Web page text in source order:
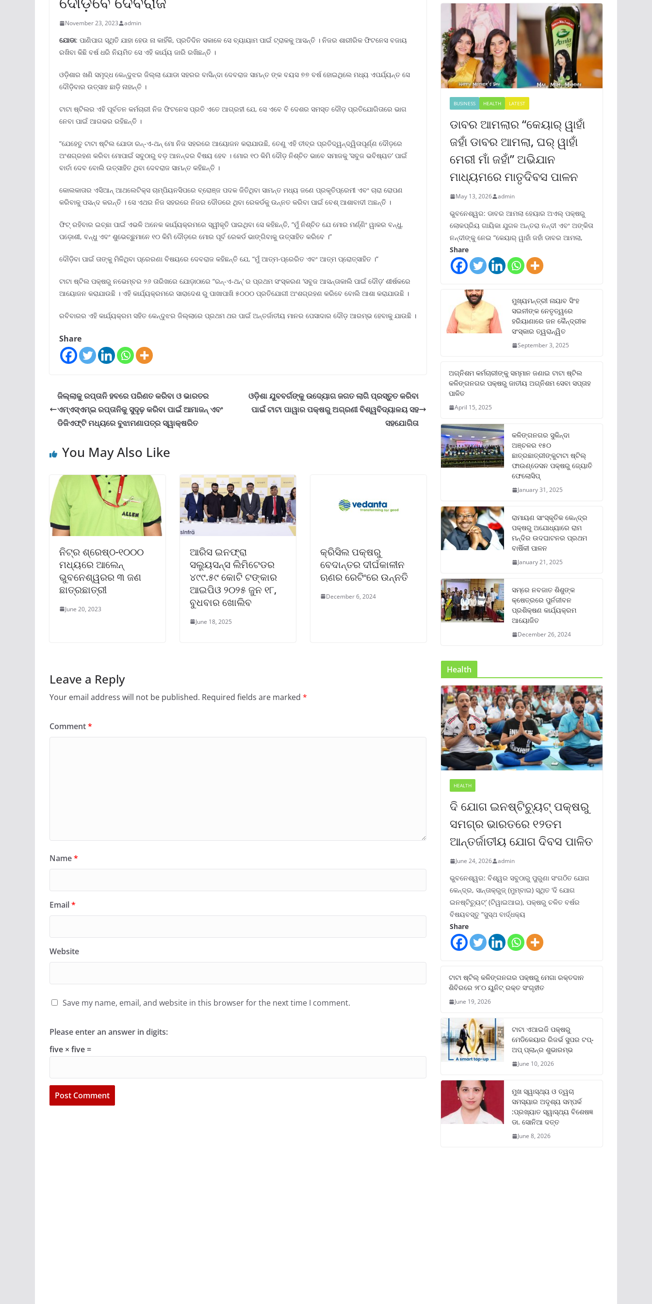
November 23, 2023 admin
ଯୋଡା: ପାଣିପାଗ ସ୍ଥିତି ଯାହା ହେଉ ନା କାହିଁକି, ପ୍ରତିଦିନ ସକାଳେ ସେ ବ୍ୟାୟାମ ପାଇଁ ଟ୍ରାକକୁ ଆସନ୍ତି । ନିଜର ଶାରୀରିକ ଫିଟନେସ ବଜାୟ
ରଖିବା କିଛି ବର୍ଷ ଧରି ନିୟମିତ ସେ ଏହି କାର୍ଯ୍ୟ ଜାରି ରଖିଛନ୍ତି ।
ଓଡ଼ିଶାର ଖଣି ସମୃଦ୍ଧ କେନ୍ଦୁଝର ଜିଲ୍ଲା ଯୋଡା ସହରର ବାସିନ୍ଦା ଦେବରାଜ ସାମନ୍ତ ଙ୍କ ବୟସ ୭୭ ବର୍ଷ ହୋଇଥିଲେ ମଧ୍ୟ ଏପର୍ଯ୍ୟନ୍ତ ସେ
ଦୌଡ଼ିବାର ଉତ୍ସାହ ଛାଡ଼ି ନାହାନ୍ତି ।
ଟାଟା ଷ୍ଟିଲର ଏହି ପୂର୍ବତନ କର୍ମଚାରୀ ନିଜ ଫିଟନେସ ପ୍ରତି ଏତେ ଆଗ୍ରହୀ ଯେ, ସେ ଏବେ ବି ଦେଶର ସମସ୍ତ ଦୌଡ଼ ପ୍ରତିଯୋଗିତାରେ ଭାଗ
ନେବା ପାଇଁ ଆଗଭର ରହିଛନ୍ତି ।
“ଯେହେତୁ ଟାଟା ଷ୍ଟିଲ ଯୋଡା ରନ୍‌-ଏ-ଥନ୍ ମୋ ନିଜ ସହରରେ ଆୟୋଜନ କରାଯାଉଛି, ତେଣୁ ଏହି ତୀବ୍ର ପ୍ରତିଦ୍ୱନ୍ଦ୍ୱିତାପୂର୍ଣ୍ଣ ଦୌଡ଼ରେ
ଅଂଶଗ୍ରହଣ କରିବା ମୋପାଇଁ ସବୁଠାରୁ ବଡ଼ ଆନନ୍ଦର ବିଷୟ ହେବ । ମୋର ୧୦ କିମି ଦୌଡ଼ ନିଶ୍ଚିତ ଭାବେ ସମାଜକୁ ‘ସବୁଜ ଭବିଷ୍ୟତ’ ପାଇଁ
ବାର୍ତା ଦେବ ବୋଲି ଉତ୍ସାହିତ ଥିବା ଦେବରାଜ ସାମନ୍ତ କହିଛନ୍ତି ।
କୋଲକାତାର ଏସିଆନ୍ ଆଥଲେଟିକ୍ସ ଚାମ୍ପିୟନସିପରେ ବ୍ରୋଞ୍ଜ ପଦକ ଜିତିଥିବା ସାମନ୍ତ ମଧ୍ୟ ଜଣେ ପ୍ରକୃତିପ୍ରେମୀ ଏବଂ ଚାରା ରୋପଣ
କରିବାକୁ ପସନ୍ଦ କରନ୍ତି । ସେ ଏଥର ନିଜ ସହରରେ ନିଜର ଦୌଡରେ ଥିବା ରେକର୍ଡକୁ ଉନ୍ନତ କରିବା ପାଇଁ ବେଶ୍ ଆଶାବାଦୀ ଅଛନ୍ତି ।
ଫିଟ୍ ରହିବାର ଇଚ୍ଛା ପାଇଁ ଏଭଳି ଅନେକ କାର୍ଯ୍ୟକ୍ରମରେ ସ୍ୱୀକୃତି ପାଇଥିବା ସେ କହିଛନ୍ତି, “ମୁଁ ନିଶ୍ଚିତ ଯେ ମୋର ମର୍ଣ୍ଣିଂ ୱାକର ବନ୍ଧୁ,
ପଡ଼ୋଶୀ, ବନ୍ଧୁ ଏବଂ ଶୁଭେଚ୍ଛୁମାନେ ୧୦ କିମି ଦୌଡ଼ରେ ମୋର ପୂର୍ବ ରେକର୍ଡ ଭାଙ୍ଗିବାକୁ ଉତ୍ସାହିତ କରିବେ ।”
ଦୌଡ଼ିବା ପାଇଁ ତାଙ୍କୁ ମିଳିଥିବା ପ୍ରେରଣା ବିଷୟରେ ଦେବରାଜ କହିଛନ୍ତି ଯେ, “ମୁଁ ଆତ୍ମ-ପ୍ରେରିତ ଏବଂ ଆତ୍ମ ପ୍ରୋତ୍ସାହିତ ।”
ଟାଟା ଷ୍ଟିଲ ପକ୍ଷରୁ ନଭେମ୍ବର ୨୬ ତାରିଖରେ ଯୋଡ଼ାଠାରେ “ରନ୍‌-ଏ-ଥନ୍‌’ ର ପ୍ରଥମ ସଂସ୍କରଣ ‘ସବୁଜ ଆସନ୍ତାକାଲି ପାଇଁ ଦୌଡ଼’ ଶୀର୍ଷକରେ
ଆୟୋଜନ କରାଯାଉଛି । ଏହି କାର୍ଯ୍ୟକ୍ରମରେ ସାରାଦେଶ ରୁ ପାଖାପାଖି ୫୦୦୦ ପ୍ରତିଯୋଗୀ ଅଂଶଗ୍ରହଣ କରିବେ ବୋଲି ଆଶା କରାଯାଉଛି ।
ରବିବାରର ଏହି କାର୍ଯ୍ୟକ୍ରମ ସହିତ କେନ୍ଦୁଝର ଜିଲ୍ଲାରେ ପ୍ରଥମ ଥର ପାଇଁ ଅନ୍ତର୍ଜାତୀୟ ମାନର ପେସାଦାର ଦୌଡ଼ ଆରମ୍ଭ ହେବାକୁ ଯାଉଛି ।
Share
ଜିଲ୍ଲାକୁ ରପ୍ତାନି ହବରେ ପରିଣତ କରିବା ଓ ଭାରତର
ଏମ୍‌ଏସ୍‌ଏମ୍‌ଇ ରପ୍ତାନିକୁ ସୁଦୃଢ଼ କରିବା ପାଇଁ ଆମାଜନ୍ ଏବଂ
ଡିଜିଏଫ୍‌ଟି ମଧ୍ୟରେ ବୁଝାମଣାପତ୍ର ସ୍ୱାକ୍ଷରିତ
ଓଡ଼ିଶା ଯୁବବର୍ଗଙ୍କୁ ଉଦ୍ୟୋଗ ଜଗତ ଲାଗି ପ୍ରସ୍ତୁତ କରିବା
ପାଇଁ ଟାଟା ପାୱାର ପକ୍ଷରୁ ଅଗ୍ରଣୀ ବିଶ୍ୱବିଦ୍ୟାଳୟ ସହ
ସହଯୋଗିତା
You May Also Like
ନିଟ୍‌ର ଶ୍ରେଷ୍ଠ-୧୦୦୦
ମଧ୍ୟରେ ଆଲେନ୍
ଭୁବନେଶ୍ୱରର ୩ ଜଣ
ଛାତ୍ରଛାତ୍ରୀ
June 20, 2023
ଆରିସ ଇନଫ୍ରା
ସଲ୍ୟୁସନ୍ସ ଲିମିଟେଡର
୪୯୯.୫୯ କୋଟି ଟଙ୍କାର
ଆଇପିଓ ୨୦୨୫ ଜୁନ ୧୮,
ବୁଧବାର ଖୋଲିବ
June 18, 2025
କ୍ରିସିଲ ପକ୍ଷରୁ
ବେଦାନ୍ତର ଦୀର୍ଘକାଳୀନ
ଋଣର ରେଟିଂରେ ଉନ୍ନତି
December 6, 2024
Leave a Reply
Your email address will not be published. Required fields are marked *
Comment*
Name*
Email*
Website
Save my name, email, and website in this browser for the next time I comment.
Please enter an answer in digits:
five × five =
BUSINESS HEALTH LATEST
ଡାବର ଆମଲାର “କେୟାର୍ ୱାହାଁ
ଜହାଁ ଡାବର ଆମଲା, ଘର୍ ୱାହାଁ
ମେରୀ ମାଁ ଜହାଁ” ଅଭିଯାନ
ମାଧ୍ୟମରେ ମାତୃଦିବସ ପାଳନ
May 13, 2026 admin
ଭୁବନେଶ୍ୱର: ଡାବର ଆମଲା ହେୟାର ଅଏଲ୍ ପକ୍ଷରୁ
ଲୋକପ୍ରିୟ ଗାୟିକା ଯୁଗଳ ଅନ୍ତରା ନନ୍ଦୀ ଏବଂ ଅଙ୍କିତା
ନନ୍ଦୀଙ୍କୁ ନେଇ “କେୟାର୍ ୱାହାଁ ଜହାଁ ଡାବର ଆମଲା,
Share
ମୁଖ୍ୟମନ୍ତ୍ରୀ ନାୟାବ ସିଂହ
ସଇନୀଙ୍କ ନେତୃତ୍ୱରେ
ହରିୟାଣାରେ ଜନ କୈନ୍ଦ୍ରୀକ
ସଂସ୍କାର ତ୍ୱରାନ୍ୱିତ
September 3, 2025
ଅଗ୍ନିଶମ କର୍ମଚାରୀଙ୍କୁ ସମ୍ମାନ ଜଣାଇ ଟାଟା ଷ୍ଟିଲ
କଳିଙ୍ଗନଗର ପକ୍ଷରୁ ଜାତୀୟ ଅଗ୍ନିଶମ ସେବା ସପ୍ତାହ
ପାଳିତ
April 15, 2025
କଳିଙ୍ଗନଗର ସୁକିନ୍ଦା
ଅଞ୍ଚଳର ୧୫୦
ଛାତ୍ରଛାତ୍ରୀଙ୍କୁଟାଟା ଷ୍ଟିଲ୍
ଫାଉଣ୍ଡେସନ ପକ୍ଷରୁ ଜ୍ୟୋତି
ଫେଲୋସିପ୍‌
January 31, 2025
ରାମାୟଣ ସାଂସ୍କୃତିକ କେନ୍ଦ୍ର
ପକ୍ଷରୁ ଅଯୋଧ୍ୟାରେ ରାମ
ମନ୍ଦିର ଉଦଘାଟନର ପ୍ରଥମ
ବାର୍ଷିକୀ ପାଳନ
January 21, 2025
ସମ୍‌ରେ ନବଜାତ ଶିଶୁଙ୍କ
କ୍ଷେତ୍ରରେ ପୁର୍ନଜୀବନ
ପ୍ରଶିକ୍ଷଣ କାର୍ଯ୍ୟକ୍ରମ
ଆୟୋଜିତ
December 26, 2024
Health
HEALTH
ଦି ଯୋଗ ଇନଷ୍ଟିଚ୍ୟୁଟ୍ ପକ୍ଷରୁ
ସମଗ୍ର ଭାରତରେ ୧୨ତମ
ଆନ୍ତର୍ଜାତୀୟ ଯୋଗ ଦିବସ ପାଳିତ
June 24, 2026 admin
ଭୁବନେଶ୍ୱର: ବିଶ୍ୱର ସବୁଠାରୁ ପୁରୁଣା ସଂଗଠିତ ଯୋଗ
କେନ୍ଦ୍ର, ସାନ୍ତାକ୍ରୁଜ୍ (ମୁମ୍ବାଇ) ସ୍ଥିତ ‘ଦି ଯୋଗ
ଇନଷ୍ଟିଚ୍ୟୁଟ୍‌’ (ଟିୱାଇଆଇ), ପକ୍ଷରୁ ଚଳିତ ବର୍ଷର
ବିଷୟବସ୍ତୁ “ସୁସ୍ଥ ବାର୍ଦ୍ଧକ୍ୟ
Share
ଟାଟା ଷ୍ଟିଲ୍‌ କଳିଙ୍ଗନଗର ପକ୍ଷରୁ ମେଗା ରକ୍ତଦାନ
ଶିବିରରେ ୨୮୦ ୟୁନିଟ୍‌ ରକ୍ତ ସଂଗୃହୀତ
June 19, 2026
ଟାଟା ଏଆଇଜି ପକ୍ଷରୁ
ମେଡିକେୟାର ରିଜର୍ଭ ସୁପର ଟପ୍‌-
ଅପ୍ ପ୍ଲାନ୍‌ର ଶୁଭାରମ୍ଭ
June 10, 2026
ମୁଖ ସ୍ୱାସ୍ଥ୍ୟ ଓ ତ୍ୱଚା
ସମସ୍ୟାର ଅଦୃଶ୍ୟ ସମ୍ପର୍କ
:ପ୍ରଖ୍ୟାତ ସ୍ୱାସ୍ଥ୍ୟ ବିଶେଷଜ୍ଞ
ଡା. ସୋନିଆ ଦତ୍ତ
June 8, 2026